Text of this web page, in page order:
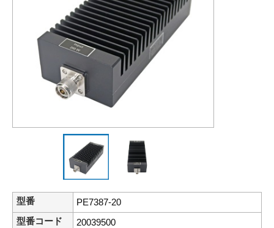
型番
PE7387-20
型番コード
20039500